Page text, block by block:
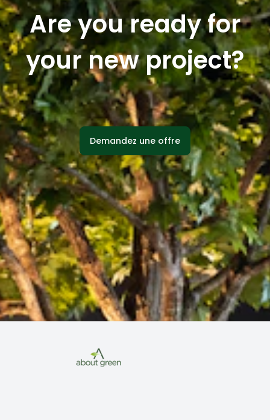
Are you ready for
your new project?
Demandez une offre